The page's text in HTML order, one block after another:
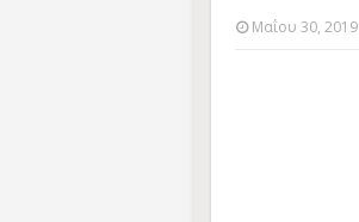
Μαΐου 30, 2019